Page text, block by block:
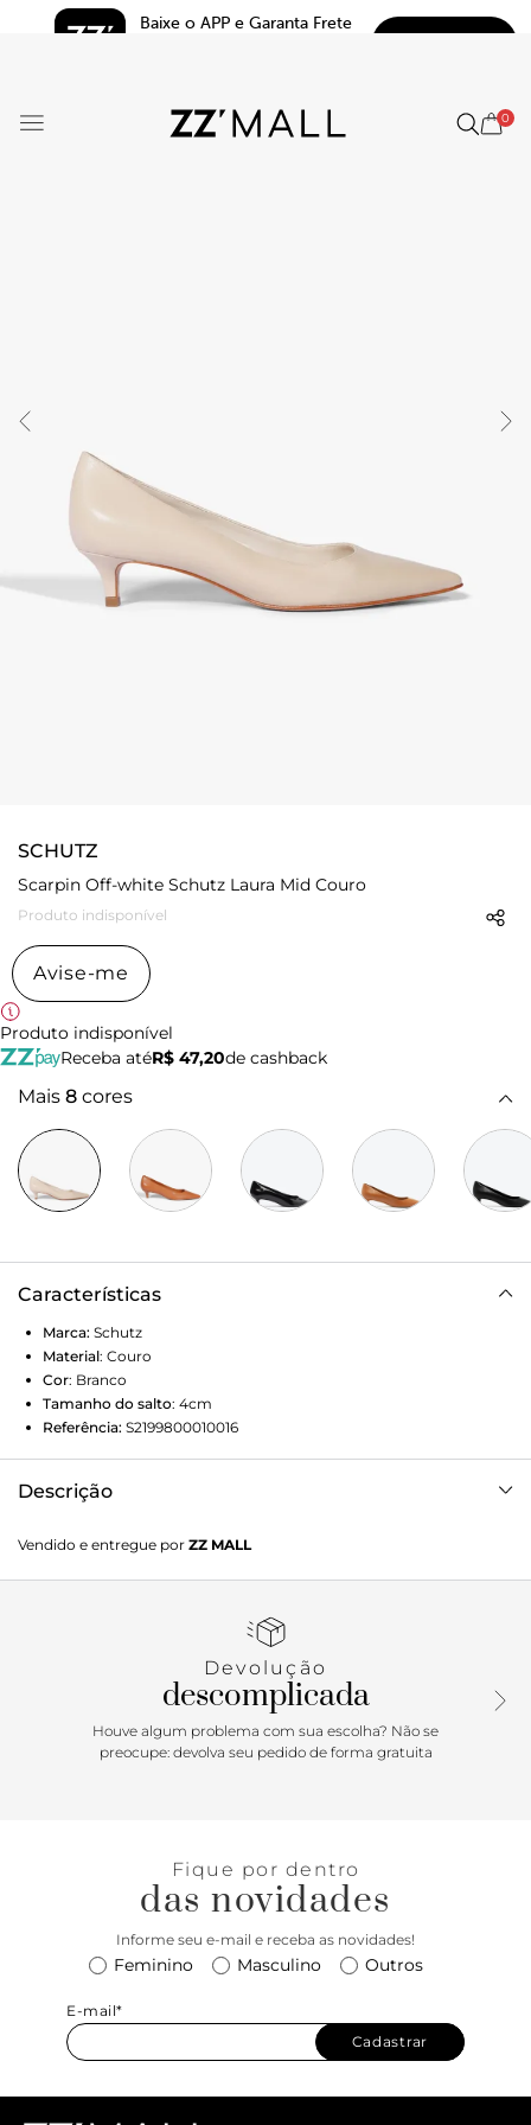
Baixe o APP e Garanta Frete
0
SCHUTZ
Scarpin Off-white Schutz Laura Mid Couro
Produto indisponível
Avise-me
Produto indisponível
Receba atéR$ 47,20de cashback
Mais 8 cores
Características
Marca: Schutz
Material: Couro
Cor: Branco
Tamanho do salto: 4cm
Referência: S2199800010016
Descrição
Seu bico fino e salto kitten heel trazem um charme
atemporal, perfeito para complementar tanto produções
Vendido e entregue por ZZ MALL
Devolução
descomplicada
Houve algum problema com sua escolha? Não se
preocupe: devolva seu pedido de forma gratuita
Fique por dentro
das novidades
Informe seu e-mail e receba as novidades!
Feminino Masculino Outros
E-mail*
Cadastrar